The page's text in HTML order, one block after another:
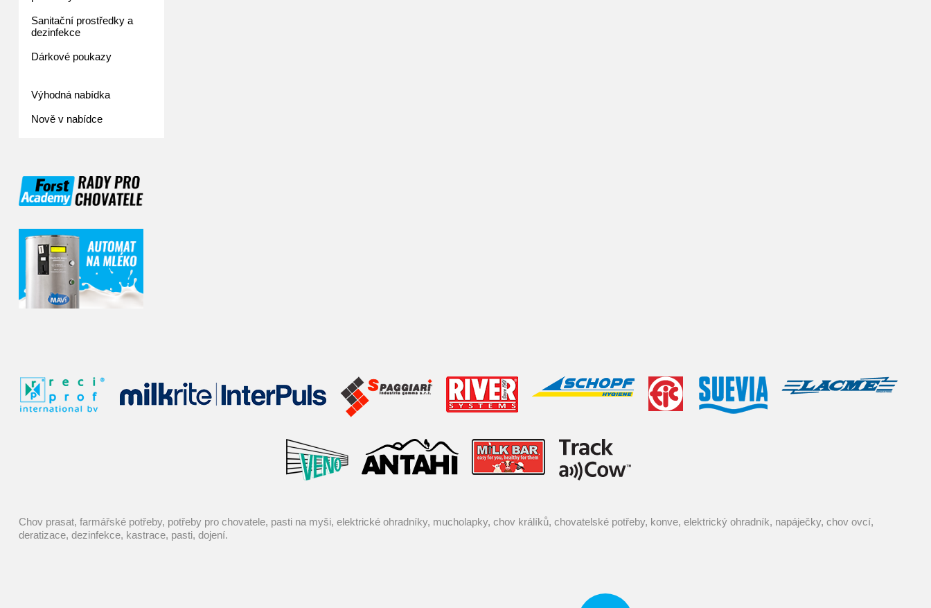
Sanitační prostředky a
dezinfekce
Dárkové poukazy
Výhodná nabídka
Nově v nabídce
chov prasat, farmářské potřeby, potřeby pro chovatele, pasti na myši, elektrické ohradníky, mucholapky, chov králíků, chovatelské potřeby, konve, elektrický ohradník, napáječky, chov ovcí,
deratizace, dezinfekce, kastrace, pasti, dojení.